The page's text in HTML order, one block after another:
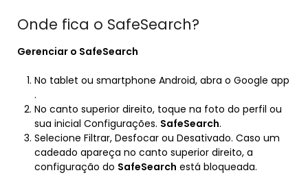
Onde fica o SafeSearch?
Gerenciar o SafeSearch
No tablet ou smartphone Android, abra o Google app
.
No canto superior direito, toque na foto do perfil ou
sua inicial Configurações. SafeSearch.
Selecione Filtrar, Desfocar ou Desativado. Caso um
cadeado apareça no canto superior direito, a
configuração do SafeSearch está bloqueada.